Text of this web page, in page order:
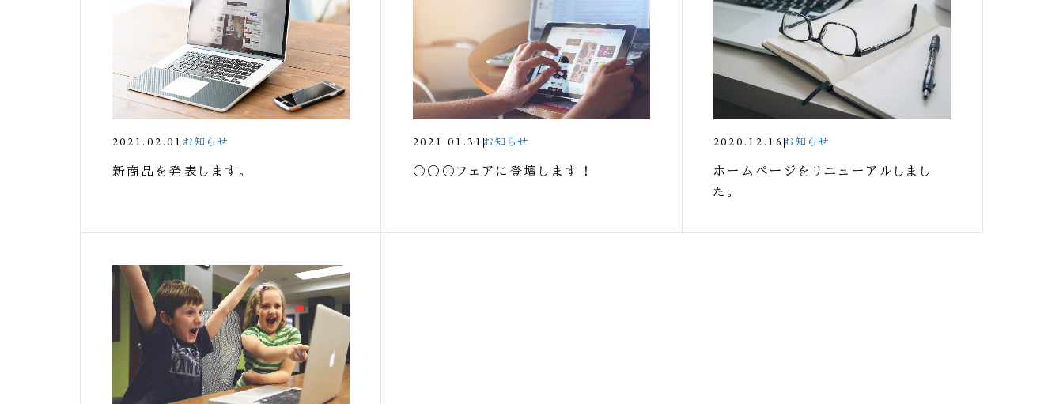
2021.02.01 お知らせ
新商品を発表します。
2021.01.31 お知らせ
○○○フェアに登壇します！
2020.12.16 お知らせ
ホームページをリニューアルしまし
た。